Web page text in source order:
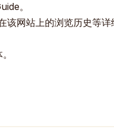
。
网站上的浏览历史等详